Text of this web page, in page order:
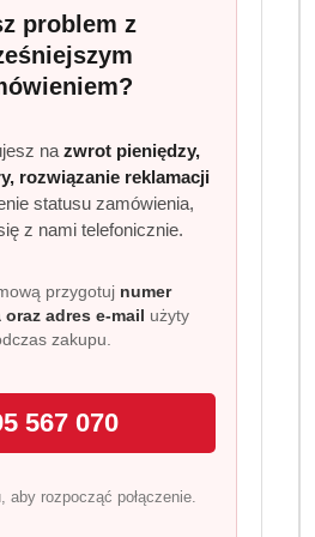
imponujące dzięki
aromatowi, który zachwyci
Produkty
o
statusie:
Podobne produkty
Media i Kampanie reklamowe |
problem z
na zwrot pieniędzy,
rozwiązanie reklamacji
statusu zamówienia,
z nami telefonicznie.
przygotuj numer
adres e-mail użyty
zakupu.
567 070
aby rozpocząć połączenie.